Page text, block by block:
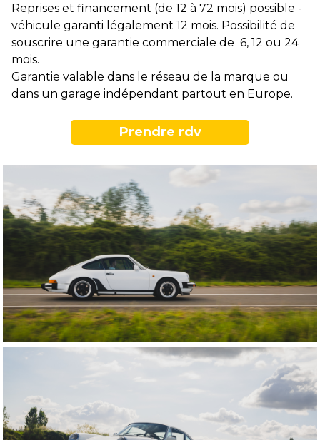
Reprises et financement (de 12 à 72 mois) possible -
véhicule garanti légalement 12 mois. Possibilité de
souscrire une garantie commerciale de 6, 12 ou 24
mois.
Garantie valable dans le réseau de la marque ou
dans un garage indépendant partout en Europe.
Prendre rdv